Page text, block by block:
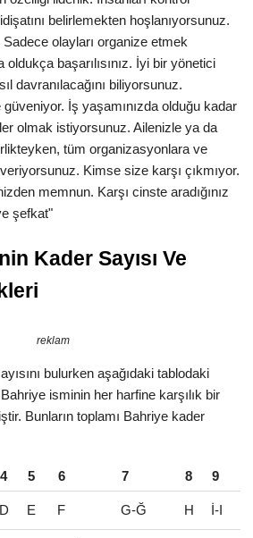
belirlemekten hoşlanıyorsunuz.
olayları organize etmek
başarılısınız. İyi bir yönetici
davranılacağını biliyorsunuz.
İş yaşamınızda olduğu kadar
olmak istiyorsunuz. Ailenizle ya da
tüm organizasyonlara ve
Kimse size karşı çıkmıyor.
memnun. Karşı cinste aradığınız
şefkat"
Kader Sayısı Ve
reklam
bulurken aşağıdaki tablodaki
isminin her harfine karşılık bir
Bunların toplamı Bahriye kader
4 5 6 7 8 9
D E F G-Ğ H İ-I